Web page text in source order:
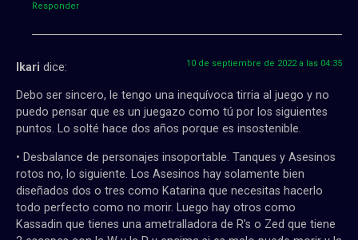
Responder
Ikari dice: 10 de septiembre de 2022 a las 04:35
Debo ser sincero, le tengo una inequívoca tirria al juego y no
puedo pensar que es un juegazo como tú por los siguientes
puntos. Lo solté hace dos años porque es insostenible.
• Desbalance de personajes insoportable. Tanques y Asesinos
rotos no, lo siguiente. Los Asesinos hay solamente bien
diseñados dos o tres como Katarina que necesitas hacerlo
todo perfecto como no morir. Luego hay otros como
Kassadin que tienes una ametralladora de R’s o Zed que tiene